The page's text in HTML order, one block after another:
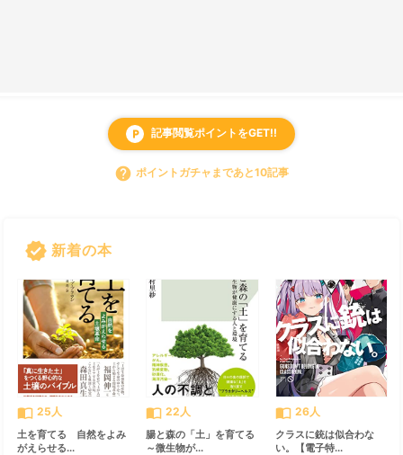
local_parking 記事閲覧ポイントをGET!!
help ポイントガチャまであと10記事
verified 新着の本
import_contacts 25人
土を育てる 自然をよみ
がえらせる...
import_contacts 22人
腸と森の「土」を育てる
～微生物が...
import_contacts 26人
クラスに銃は似合わな
い。【電子特...